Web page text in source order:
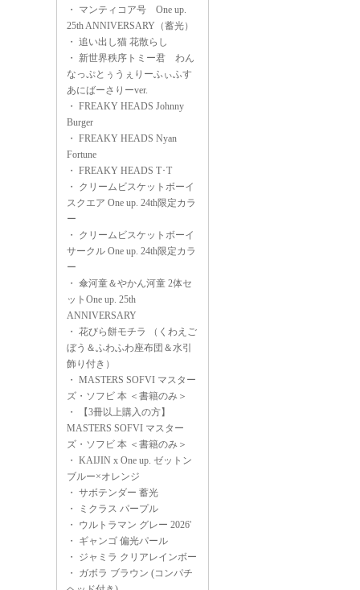
・ マンティコア号 One up.
25th ANNIVERSARY（蓄光）
・ 追い出し猫 花散らし
・ 新世界秩序トミー君 わん
なっぷとぅうぇりーふぃふす
あにばーさりーver.
・ FREAKY HEADS Johnny
Burger
・ FREAKY HEADS Nyan
Fortune
・ FREAKY HEADS T･T
・ クリームビスケットボーイ
スクエア One up. 24th限定カラ
ー
・ クリームビスケットボーイ
サークル One up. 24th限定カラ
ー
・ 傘河童＆やかん河童 2体セ
ットOne up. 25th
ANNIVERSARY
・ 花びら餅モチラ （くわえご
ぼう＆ふわふわ座布団＆水引
飾り付き）
・ MASTERS SOFVI マスター
ズ・ソフビ 本 ＜書籍のみ＞
・
【3冊以上購入の方】
MASTERS SOFVI マスター
ズ・ソフビ 本 ＜書籍のみ＞
・ KAIJIN x One up. ゼットン
ブルー×オレンジ
・ サボテンダー 蓄光
・
ミクラス パープル
・ ウルトラマン グレー 2026'
・ ギャンゴ 偏光パール
・ ジャミラ クリアレインボー
・ ガボラ ブラウン (コンパチ